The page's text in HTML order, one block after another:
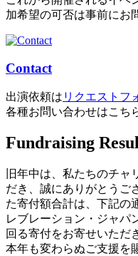
加希望の可否は事前にお
Contact
出演依頼は リクエストフ
各種お問い合わせはこち
Fundraising
旧年中は、私たちのチ
だき、誠にありがとうご
た寄付額合計は、下記の
レブレーション・ジャパ
回る寄付をお寄せいただ
本年も変わらぬご支援を